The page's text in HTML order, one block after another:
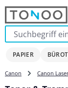
Zum Hauptinhalt
PAPIER
Canon Canon